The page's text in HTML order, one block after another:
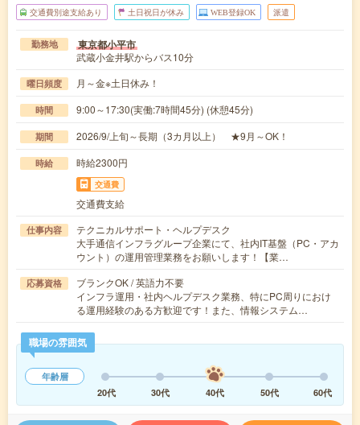
交通費別途支給あり 土日祝日が休み WEB登録OK 派遣
勤務地 東京都小平市
武蔵小金井駅からバス10分
曜日頻度 月～金※土日休み！
時間 9:00～17:30(実働:7時間45分) (休憩45分)
期間 2026/9/上旬～長期（3カ月以上） ★9月～OK！
時給 時給2300円
交通費
交通費支給
仕事内容
テクニカルサポート・ヘルプデスク
大手通信インフラグループ企業にて、社内IT基盤（PC・アカ
ウント）の運用管理業務をお願いします！【業…
応募資格
ブランクOK / 英語力不要
インフラ運用・社内ヘルプデスク業務、特にPC周りにおけ
る運用経験のある方歓迎です！また、情報システム…
職場の雰囲気
年齢層
20代
30代 40代 50代 60代